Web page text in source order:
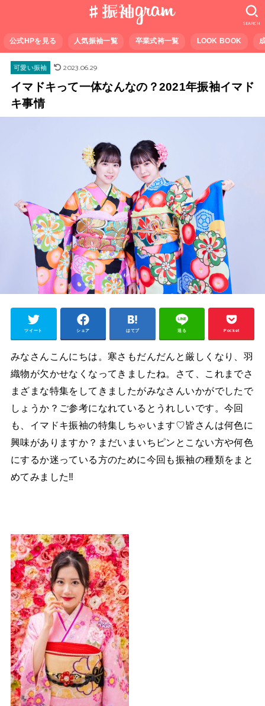
公式HPを見る 人気振袖一覧 卒業式袴一覧 LOOK BOOK
SEARCH
可愛い振袖
2023.06.29
イマドキって一体なんなの？2021年振袖イマド
キ事情
ツイート シェア はてブ 送る Pocket
みなさんこんにちは。寒さもだんだんと厳しくなり、羽
織物が欠かせなくなってきましたね。さて、これまでさ
まざまな特集をしてきましたがみなさんいかがでしたで
しょうか？ご参考になれているとうれしいです。今回
も、イマドキ振袖の特集しちゃいます♡皆さんは何色に
興味がありますか？まだいまいちピンとこない方や何色
にするか迷っている方のために今回も振袖の種類をまと
めてみました‼︎